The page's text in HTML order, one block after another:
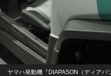
ヤマハ発動機『DIAPASON（ディア